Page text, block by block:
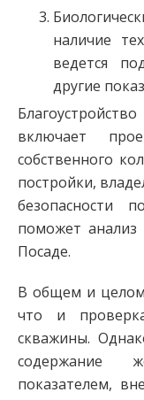
наличие
ведется
другие
включает
собственного
постройки,
безопасности
поможет
Посаде.
В общем и
что и
скважины.
содержание
показателем,